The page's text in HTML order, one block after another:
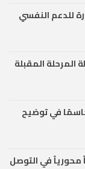
للدعم النفسي
المرحلة المقبلة
في توضيح
محورياً في التوصل